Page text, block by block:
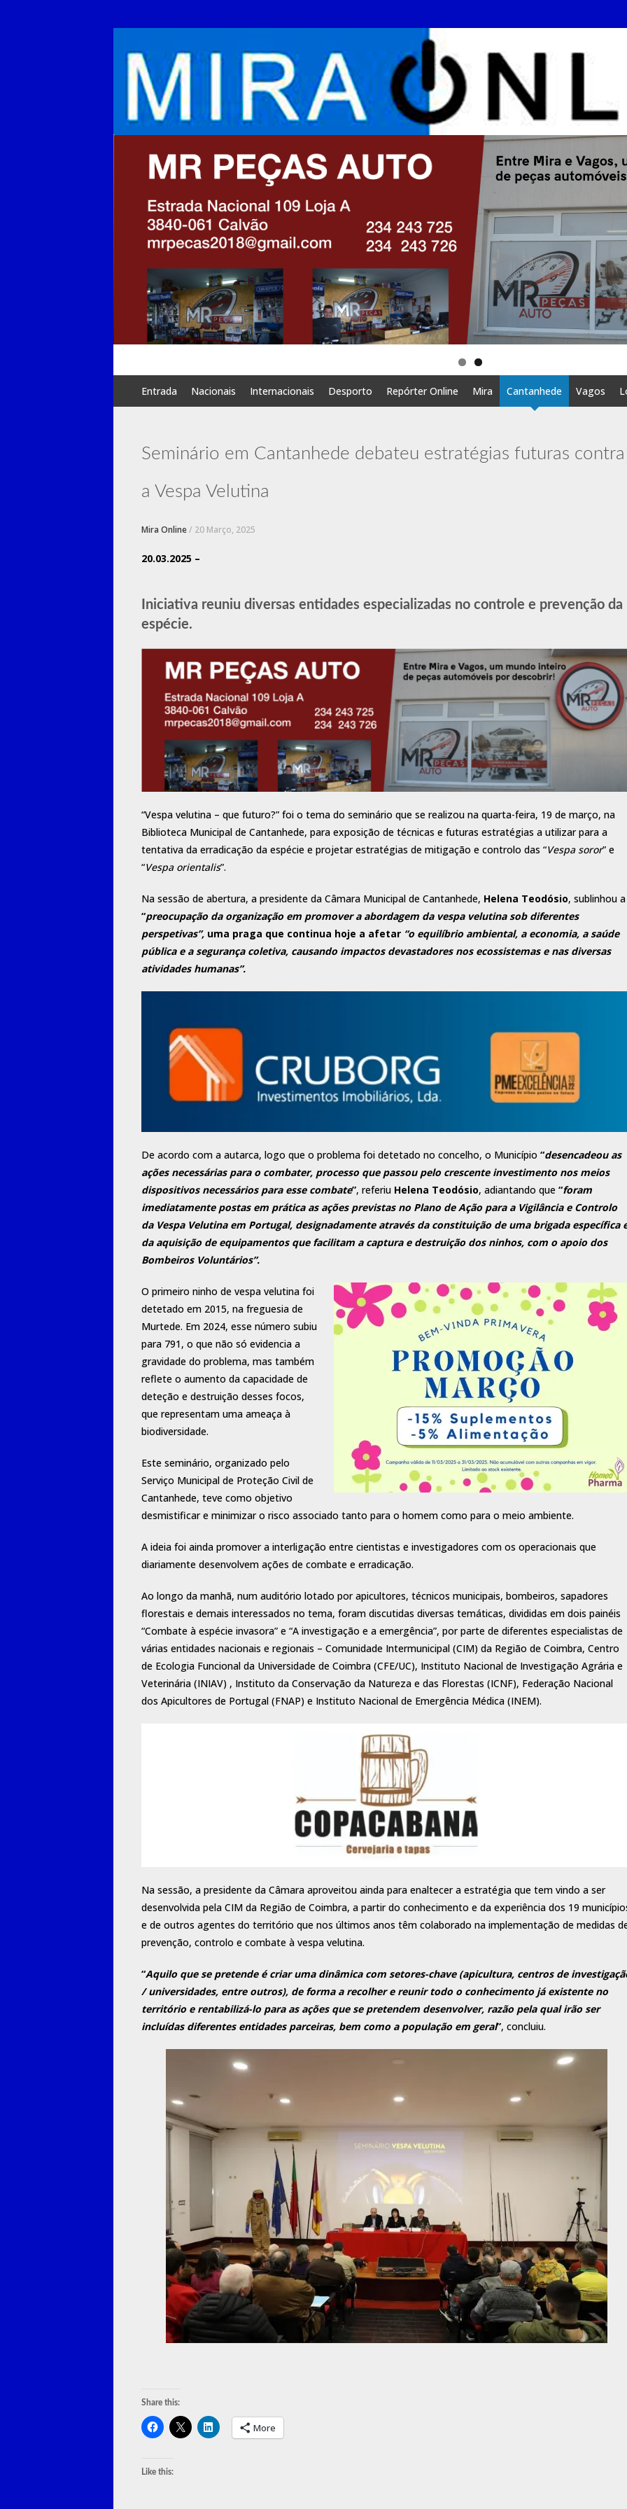
to
Entrada Nacionais Internacionais Desporto Repórter Online Mira Cantanhede Vagos
Seminário em Cantanhede debateu estratégias futuras contra
a Vespa Velutina
Mira Online/ 20 Março, 2025
20.03.2025 –
Iniciativa reuniu diversas entidades especializadas no controle e prevenção da
espécie.
“Vespa velutina – que futuro?” foi o tema do seminário que se realizou na quarta-feira, 19 de março, na
Biblioteca Municipal de Cantanhede, para exposição de técnicas e futuras estratégias a utilizar para a
tentativa da erradicação da espécie e projetar estratégias de mitigação e controlo das “Vespa soror” e
“Vespa orientalis”.
Na sessão de abertura, a presidente da Câmara Municipal de Cantanhede, Helena Teodósio, sublinhou a
“preocupação da organização em promover a abordagem da vespa velutina sob diferentes
perspetivas”, uma praga que continua hoje a afetar “o equilíbrio ambiental, a economia, a saúde
pública e a segurança coletiva, causando impactos devastadores nos ecossistemas e nas diversas
atividades humanas”.
De acordo com a autarca, logo que o problema foi detetado no concelho, o Município “desencadeou as
ações necessárias para o combater, processo que passou pelo crescente investimento nos meios
dispositivos necessários para esse combate”, referiu Helena Teodósio, adiantando que “foram
imediatamente postas em prática as ações previstas no Plano de Ação para a Vigilância e Controlo
da Vespa Velutina em Portugal, designadamente através da constituição de uma brigada específica
da aquisição de equipamentos que facilitam a captura e destruição dos ninhos, com o apoio dos
Bombeiros Voluntários”.
O primeiro ninho de vespa velutina foi
detetado em 2015, na freguesia de
Murtede. Em 2024, esse número subiu
para 791, o que não só evidencia a
gravidade do problema, mas também
reflete o aumento da capacidade de
deteção e destruição desses focos,
que representam uma ameaça à
biodiversidade.
Este seminário, organizado pelo
Serviço Municipal de Proteção Civil de
Cantanhede, teve como objetivo
desmistificar e minimizar o risco associado tanto para o homem como para o meio ambiente.
A ideia foi ainda promover a interligação entre cientistas e investigadores com os operacionais que
diariamente desenvolvem ações de combate e erradicação.
Ao longo da manhã, num auditório lotado por apicultores, técnicos municipais, bombeiros, sapadores
florestais e demais interessados no tema, foram discutidas diversas temáticas, divididas em dois painéis
“Combate à espécie invasora” e “A investigação e a emergência”, por parte de diferentes especialistas de
várias entidades nacionais e regionais – Comunidade Intermunicipal (CIM) da Região de Coimbra, Centro
de Ecologia Funcional da Universidade de Coimbra (CFE/UC), Instituto Nacional de Investigação Agrária e
Veterinária (INIAV) , Instituto da Conservação da Natureza e das Florestas (ICNF), Federação Nacional
dos Apicultores de Portugal (FNAP) e Instituto Nacional de Emergência Médica (INEM).
Na sessão, a presidente da Câmara aproveitou ainda para enaltecer a estratégia que tem vindo a ser
desenvolvida pela CIM da Região de Coimbra, a partir do conhecimento e da experiência dos 19
e de outros agentes do território que nos últimos anos têm colaborado na implementação de medidas
prevenção, controlo e combate à vespa velutina.
“Aquilo que se pretende é criar uma dinâmica com setores-chave (apicultura, centros de
/ universidades, entre outros), de forma a recolher e reunir todo o conhecimento já existente no
território e rentabilizá-lo para as ações que se pretendem desenvolver, razão pela qual irão ser
incluídas diferentes entidades parceiras, bem como a população em geral”, concluiu.
Share this:
More
Like this: